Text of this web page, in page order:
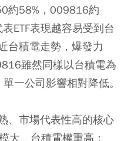
約58%，009816約
ETF表現越容易受到台
台積電走勢，爆發力
雖然同樣以台積電為
一公司影響相對降低。
、市場代表性高的核心
大、台積電權重高；